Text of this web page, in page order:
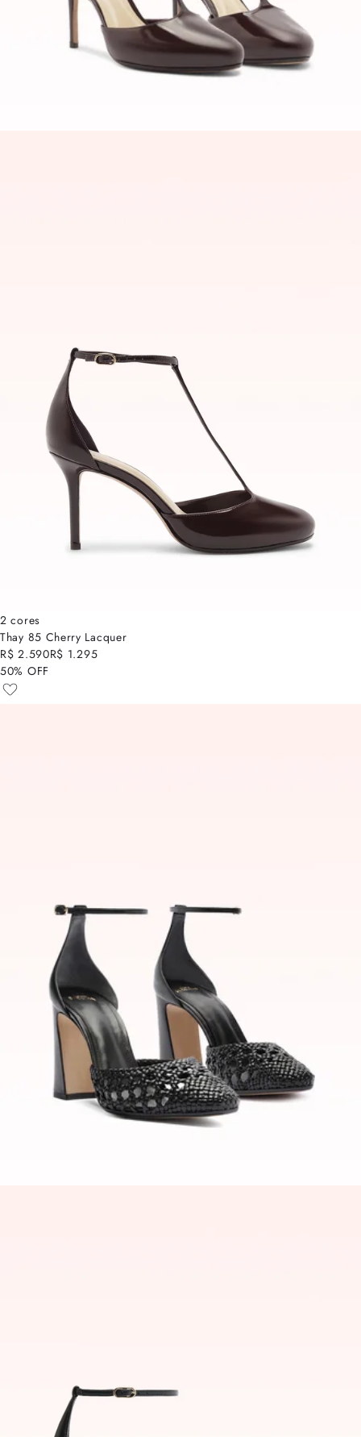
2 cores
Thay 85 Cherry Lacquer
R$ 2.590R$ 1.295
50% OFF